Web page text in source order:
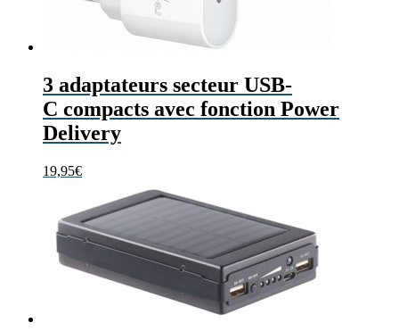
3 adaptateurs secteur USB-
C compacts avec fonction Power
Delivery
19,95€